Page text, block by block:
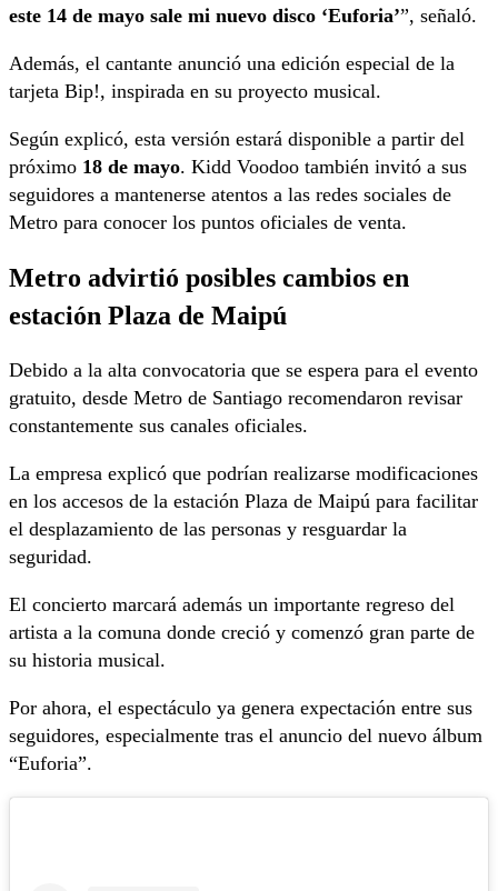
este 14 de mayo sale mi nuevo disco ‘Euforia’”, señaló.
Además, el cantante anunció una edición especial de la
tarjeta Bip!, inspirada en su proyecto musical.
Según explicó, esta versión estará disponible a partir del
próximo 18 de mayo. Kidd Voodoo también invitó a sus
seguidores a mantenerse atentos a las redes sociales de
Metro para conocer los puntos oficiales de venta.
Metro advirtió posibles cambios en
estación Plaza de Maipú
Debido a la alta convocatoria que se espera para el evento
gratuito, desde Metro de Santiago recomendaron revisar
constantemente sus canales oficiales.
La empresa explicó que podrían realizarse modificaciones
en los accesos de la estación Plaza de Maipú para facilitar
el desplazamiento de las personas y resguardar la
seguridad.
El concierto marcará además un importante regreso del
artista a la comuna donde creció y comenzó gran parte de
su historia musical.
Por ahora, el espectáculo ya genera expectación entre sus
seguidores, especialmente tras el anuncio del nuevo álbum
“Euforia”.